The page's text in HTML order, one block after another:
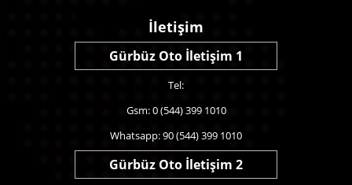
İletişim
Gürbüz Oto İletişim 1
Tel:
Gsm: 0 (544) 399 1010
Whatsapp: 90 (544) 399 1010
Gürbüz Oto İletişim 2